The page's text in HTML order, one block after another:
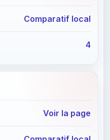
Comparatif local
4
Voir la page